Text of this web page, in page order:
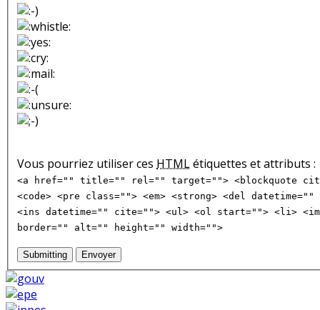
Vous pourriez utiliser ces HTMLétiquettes et attributs :
<a href="" title="" rel="" target=""> <blockquote
<code> <pre class=""> <em> <strong> <del
<ins datetime="" cite=""> <ul> <ol start=""> <li>
border="" alt="" height="" width="">
Submitting Envoyer